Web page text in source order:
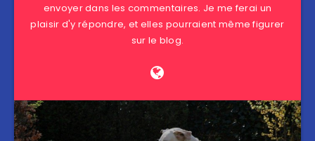
envoyer dans les commentaires. Je me ferai un
plaisir d'y répondre, et elles pourraient même figurer
sur le blog.